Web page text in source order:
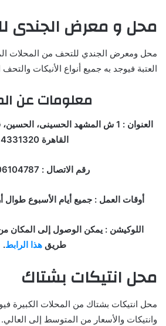
محل و معرض الجندى
محل ومعرض الجندي للتحف من المحلات
العتبة فيوجد به جميع أنواع الأنيكات
معلومات عن
العنوان : 1 ش المشهد الحسينى،
القاهرة 4331320
رقم الاتصال : 01006104787
أوقات العمل : جميع أيام الأسبوع
طريق هذا الرابط.
محل انتيكات بشتاك
محل انتيكات بشتاك من المحلات الكبيرة
وانتيكات والأسعار من المتوسط إلى العالي.